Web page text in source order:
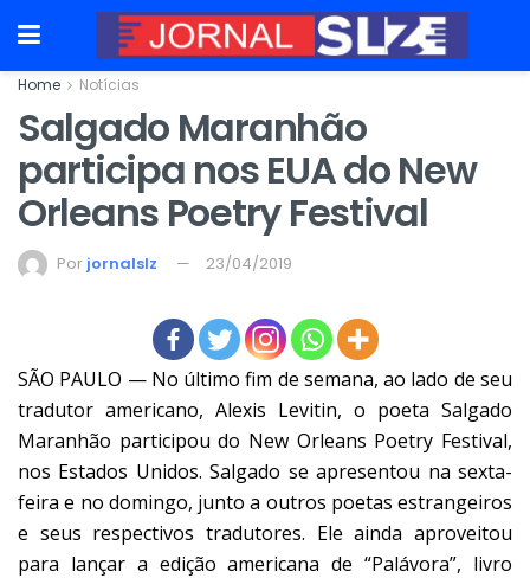
Home Notícias
Salgado Maranhão
participa nos EUA do New
Orleans Poetry Festival
Por jornalslz 23/04/2019
SÃO PAULO — No último fim de semana, ao lado de seu
tradutor americano, Alexis Levitin, o poeta Salgado
Maranhão participou do New Orleans Poetry Festival,
nos Estados Unidos. Salgado se apresentou na sexta-
feira e no domingo, junto a outros poetas estrangeiros
e seus respectivos tradutores. Ele ainda aproveitou
para lançar a edição americana de “Palávora”, livro